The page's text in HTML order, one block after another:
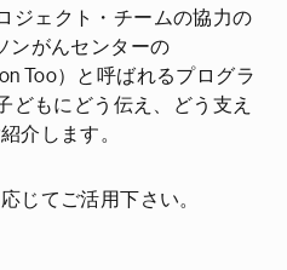
ジェクト・チームの協力の
ンがんセンターの
Too）と呼ばれるプログラ
どもにどう伝え、どう支え
介します。
じてご活用下さい。